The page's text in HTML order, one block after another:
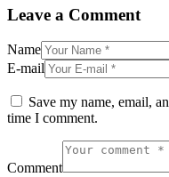
Leave a Comment
Name
E-mail
Save my name, email,
time I comment.
Comment